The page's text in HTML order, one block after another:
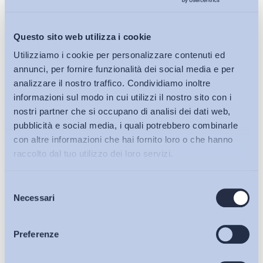
Questo sito web utilizza i cookie
Utilizziamo i cookie per personalizzare contenuti ed
annunci, per fornire funzionalità dei social media e per
analizzare il nostro traffico. Condividiamo inoltre
informazioni sul modo in cui utilizzi il nostro sito con i
nostri partner che si occupano di analisi dei dati web,
pubblicità e social media, i quali potrebbero combinarle
con altre informazioni che hai fornito loro o che hanno
raccolto dal tuo utilizzo dei loro servizi.
delNecessari
Preferenze
Bollettini ADAPT
Articoli
05/05/2025
Di cosa parliamo quando parliamo di contrattazione di
produttività? Parte I – La normativa di incentivazione
Contrattazione collettiva e Relazioni industriali
LINK
Per una storia della contrattazione collettiva in
Altro